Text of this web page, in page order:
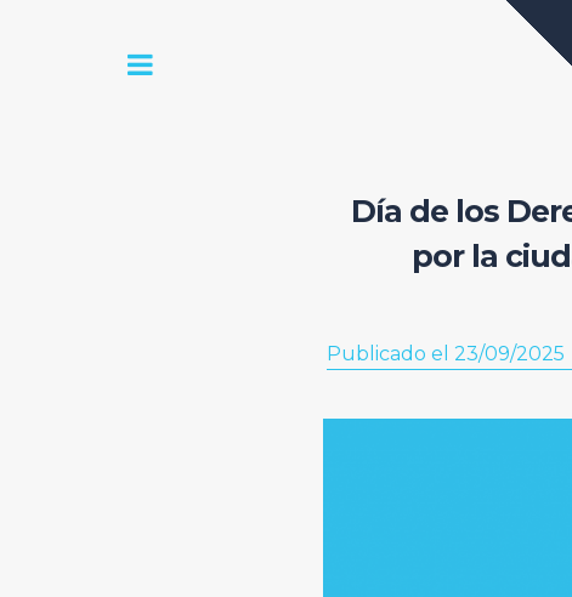
Día de los
por la
Publicado el 23/09/2025